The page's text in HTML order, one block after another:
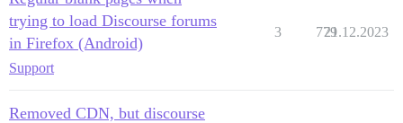
trying to load Discourse forums
in Firefox (Android)
Support
3 779
21.12.2023
Removed CDN, but discourse